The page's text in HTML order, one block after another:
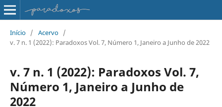
Início / Acervo /
v. 7 n. 1 (2022): Paradoxos Vol. 7, Número 1, Janeiro a Junho de 2022
v. 7 n. 1 (2022): Paradoxos Vol. 7,
Número 1, Janeiro a Junho de
2022